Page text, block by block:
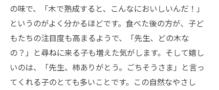
の味で、「木で熟成すると、こんなにおいしいんだ！」
というのがよく分かるほどです。食べた後の方が、子ど
もたちの注目度も高まるようで、「先生、どの木な
の？」と尋ねに来る子も増えた気がします。そして嬉し
いのは、「先生、柿ありがとう。ごちそうさま」と言っ
てくれる子のとても多いことです。この自然なやさし